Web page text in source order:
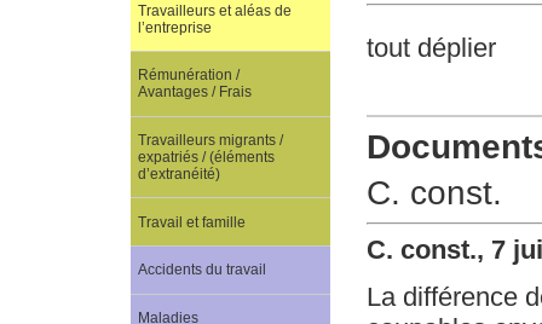
tout déplier
C. const.
C. const., 7
La différence
Travailleurs et aléas de
l’entreprise
Rémunération /
Avantages / Frais
Travailleurs migrants /
expatriés / (éléments
d’extranéité)
Travail et famille
Accidents du travail
Maladies